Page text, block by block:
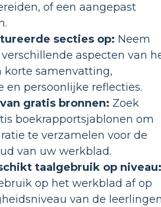
of een aangepast
secties op: Neem
aspecten van
korte samenvatting,
en persoonlijke reflecties.
gratis bronnen: Zoek
boekrapportsjablonen om
te verzamelen voor de
van uw werkblad.
taalgebruik op niveau:
op het werkblad af op
van de